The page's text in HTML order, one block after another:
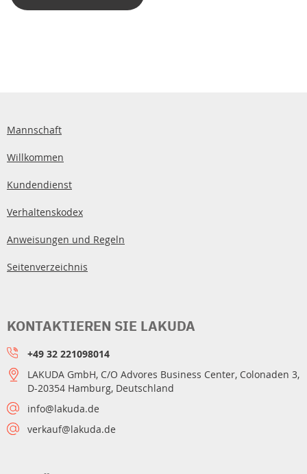
Mannschaft
Willkommen
Kundendienst
Verhaltenskodex
Anweisungen und Regeln
Seitenverzeichnis
KONTAKTIEREN SIE LAKUDA
+49 32 221098014
LAKUDA GmbH, C/O Advores Business Center, Colonaden 3,
D-20354 Hamburg, Deutschland
info@lakuda.de
verkauf@lakuda.de